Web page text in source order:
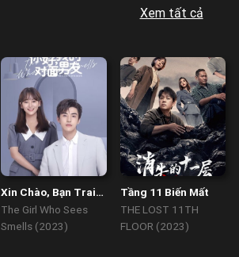
Xem tất cả
Xin Chào, Bạn Trai
Của Tôi
The Girl Who Sees
Smells (2023)
Tầng 11 Biến Mất
THE LOST 11TH
FLOOR (2023)